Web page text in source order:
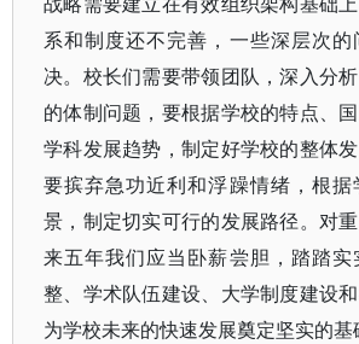
系和制度还不完善，一些深层次
决。校长们需要带领团队，深入分
的体制问题，要根据学校的特点、国
学科发展趋势，制定好学校的整体
要摈弃急功近利和浮躁情绪，根
景，制定切实可行的发展路径。对
来五年我们应当卧薪尝胆，踏踏实
整、学术队伍建设、大学制度建设
为学校未来的快速发展奠定坚实的基